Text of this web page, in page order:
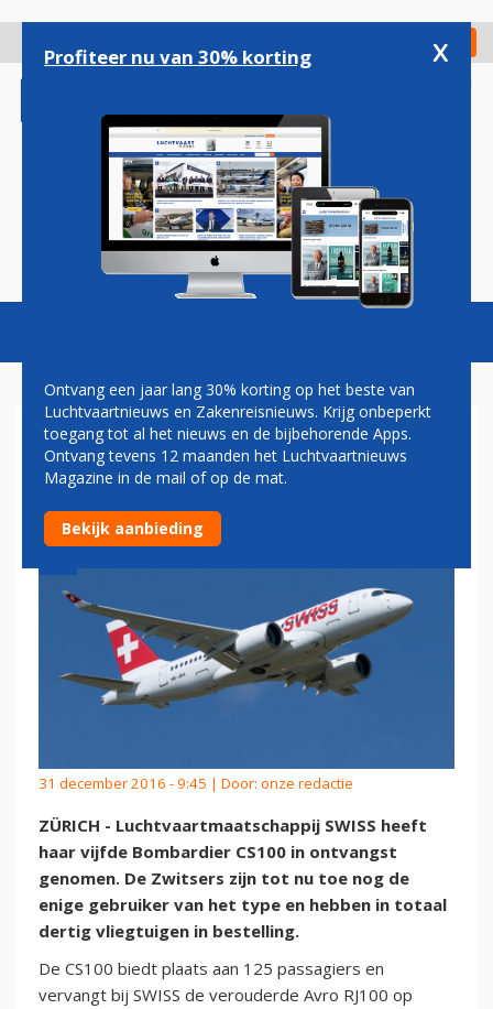
gaan
Check in
Magazine Podcasts Vacatures
SWISS ONTVANGT VIJFDE
BOMBARDIER CS100
31 december 2016 - 9:45 | Door: onze redactie
ZÜRICH - Luchtvaartmaatschappij SWISS heeft
haar vijfde Bombardier CS100 in ontvangst
genomen. De Zwitsers zijn tot nu toe nog de
enige gebruiker van het type en hebben in totaal
dertig vliegtuigen in bestelling.
De CS100 biedt plaats aan 125 passagiers en
vervangt bij SWISS de verouderde Avro RJ100 op
Profiteer nu van 30% korting x
Ontvang een jaar lang 30% korting op het beste van
Luchtvaartnieuws en Zakenreisnieuws. Krijg onbeperkt
toegang tot al het nieuws en de bijbehorende Apps.
Ontvang tevens 12 maanden het Luchtvaartnieuws
Magazine in de mail of op de mat.
Bekijk aanbieding